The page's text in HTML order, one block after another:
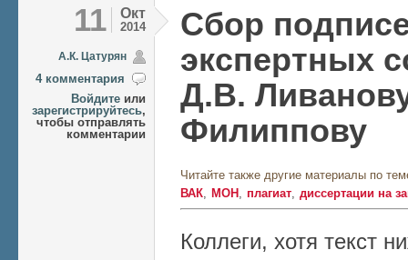
11 Окт
2014
А.К. Цатурян
4 комментария
Войдите или
зарегистрируйтесь,
чтобы отправлять
комментарии
Сбор
экспертных
Д.В.
Филиппову
Читайте также другие материалы по
ВАК МОН плагиат диссертации на
Коллеги, хотя текст